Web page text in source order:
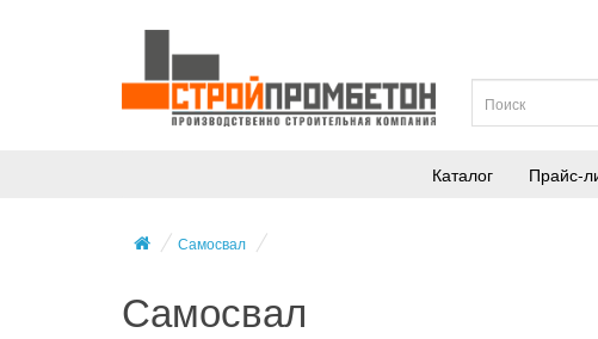
Каталог Прайс-
Самосвал
Самосвал